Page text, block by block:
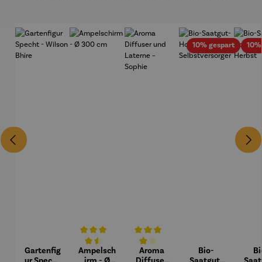
Gartenfig
Durchschnittliche Bewertung von 4.5 von 5 Sternen
Ampelsch
Durchschnittliche Bewertung von 4
Aroma
10% gespartRabatt
Bio-